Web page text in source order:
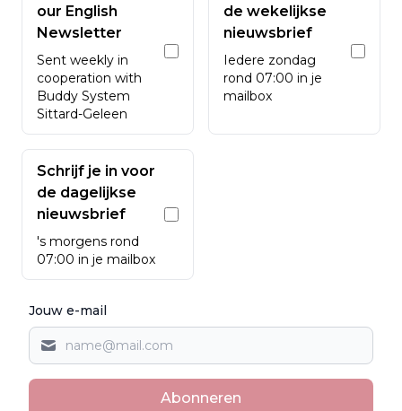
our English
Newsletter
Sent weekly in
cooperation with
Buddy System
Sittard-Geleen
de wekelijkse
nieuwsbrief
Iedere zondag
rond 07:00 in je
mailbox
Schrijf je in voor
de dagelijkse
nieuwsbrief
's morgens rond
07:00 in je mailbox
Jouw e-mail
Abonneren